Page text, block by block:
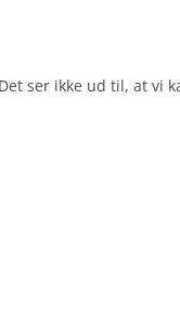
Det ser ikke ud til, at vi